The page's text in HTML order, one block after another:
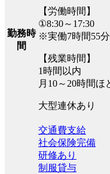
勤務時
間
【労働時間】
①8:30～17:30
※実働7時間55分
【残業時間】
1時間以内
月10～20時間ほ
大型連休あり
交通費支給
社会保険完備
研修あり
制服貸与